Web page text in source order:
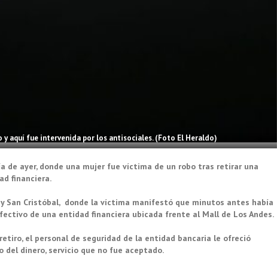
y aquí fue intervenida por los antisociales. (Foto El Heraldo)
de ayer, donde una mujer fue víctima de un robo tras retirar una
financiera.
San Cristóbal, donde la víctima manifestó que minutos antes había
de una entidad financiera ubicada frente al Mall de Los Andes.
el personal de seguridad de la entidad bancaria le ofreció
dinero, servicio que no fue aceptado.